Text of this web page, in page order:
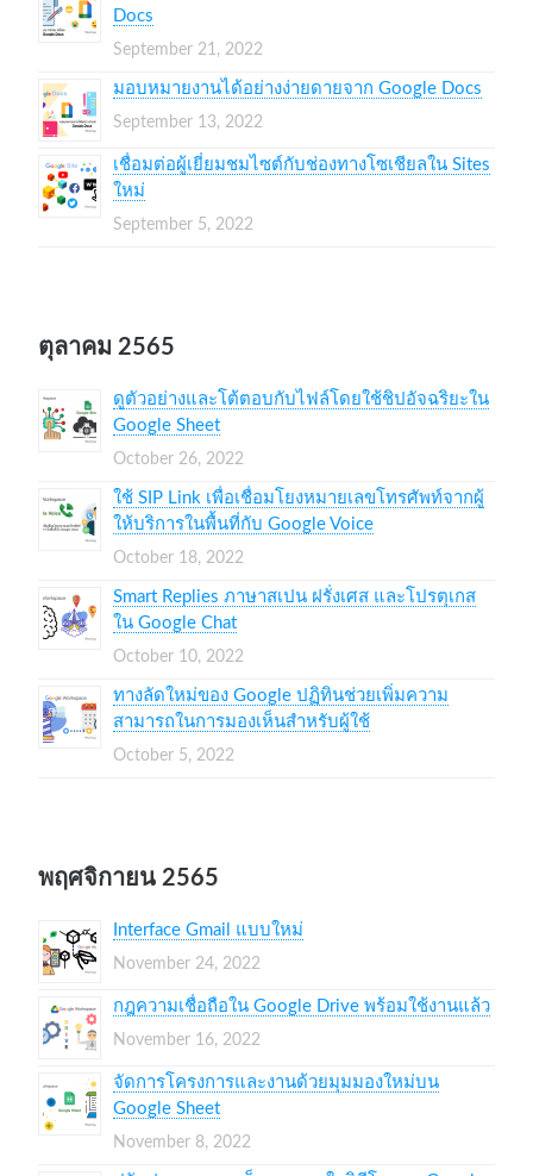
Docs
September 21, 2022
มอบหมายงานได้อย่างง่ายดายจาก Google Docs
September 13, 2022
เชื่อมต่อผู้เยี่ยมชมไซต์กับช่องทางโซเชียลใน Sites
ใหม่
September 5, 2022
ตุลาคม 2565
ดูตัวอย่างและโต้ตอบกับไฟล์โดยใช้ชิปอัจฉริยะใน
Google Sheet
October 26, 2022
ใช้ SIP Link เพื่อเชื่อมโยงหมายเลขโทรศัพท์จากผู้
ให้บริการในพื้นที่กับ Google Voice
October 18, 2022
Smart Replies ภาษาสเปน ฝรั่งเศส และโปรตุเกส
ใน Google Chat
October 10, 2022
ทางลัดใหม่ของ Google ปฏิทินช่วยเพิ่มความ
สามารถในการมองเห็นสำหรับผู้ใช้
October 5, 2022
พฤศจิกายน 2565
Interface Gmail แบบใหม่
November 24, 2022
กฎความเชื่อถือใน Google Drive พร้อมใช้งานแล้ว
November 16, 2022
จัดการโครงการและงานด้วยมุมมองใหม่บน
Google Sheet
November 8, 2022